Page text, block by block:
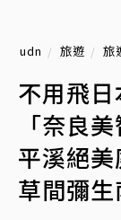
udn 旅遊 旅
不用飛
「奈良
平溪絕
草間彌生